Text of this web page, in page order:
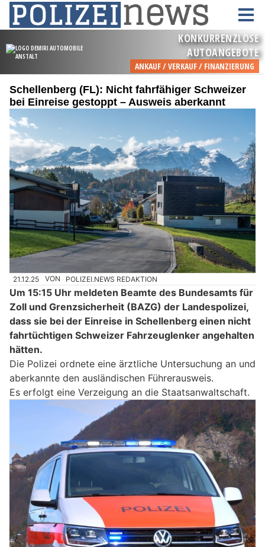
Schellenberg (FL): Nicht fahrfähiger Schweizer
bei Einreise gestoppt – Ausweis aberkannt
21.12.25 VON POLIZEI.NEWS REDAKTION
Um 15:15 Uhr meldeten Beamte des Bundesamts für
Zoll und Grenzsicherheit (BAZG) der Landespolizei,
dass sie bei der Einreise in Schellenberg einen nicht
fahrtüchtigen Schweizer Fahrzeuglenker angehalten
hätten.
Die Polizei ordnete eine ärztliche Untersuchung an und
aberkannte den ausländischen Führerausweis.
Es erfolgt eine Verzeigung an die Staatsanwaltschaft.